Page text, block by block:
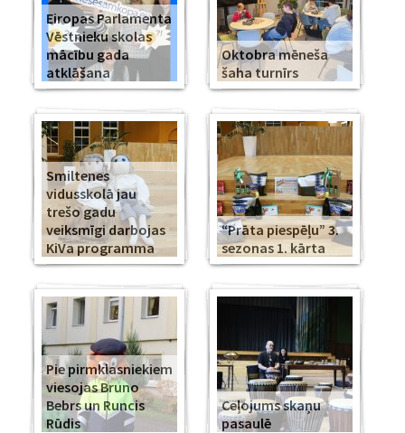
Eiropas Parlamenta
Vēstnieku skolas
mācību gada
atklāšana
Oktobra mēneša
šaha turnīrs
Smiltenes
vidusskolā jau
trešo gadu
veiksmīgi darbojas
KiVa programma
“Prāta piespēļu” 3.
sezonas 1. kārta
Pie pirmklasniekiem
viesojas Bruno
Bebrs un Runcis
Rūdis
Ceļojums skaņu
pasaulē